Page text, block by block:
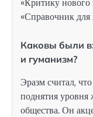
«Справочник для
Каковы были
и гуманизм?
Эразм считал,
поднятия
общества. Он